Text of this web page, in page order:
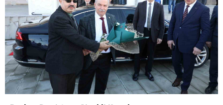
SIYASET
ASAYIŞ
SPOR
YAŞAM
EĞITIM
SAĞLIK